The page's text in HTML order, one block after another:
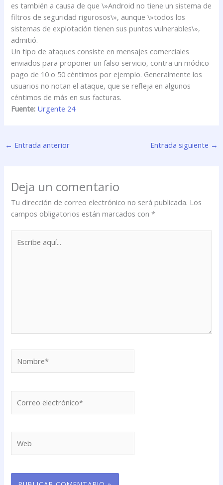
es también a causa de que \»Android no tiene un sistema de
filtros de seguridad rigurosos\», aunque \»todos los
sistemas de explotación tienen sus puntos vulnerables\»,
admitió.
Un tipo de ataques consiste en mensajes comerciales
enviados para proponer un falso servicio, contra un módico
pago de 10 o 50 céntimos por ejemplo. Generalmente los
usuarios no notan el ataque, que se refleja en algunos
céntimos de más en sus facturas.
Fuente: Urgente 24
← Entrada anterior Entrada siguiente →
Deja un comentario
Tu dirección de correo electrónico no será publicada. Los
campos obligatorios están marcados con*
aquí...
electrónico*